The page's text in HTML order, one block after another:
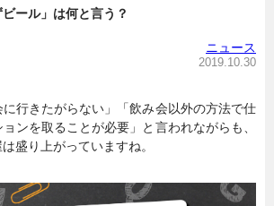
ー 専門家インタビュー
ニュース
ール」は何と言う？
ニュース
2019.10.30
に行きたがらない」「飲み会以外の方法で仕
ンを取ることが必要」と言われながらも、
盛り上がっていますね。